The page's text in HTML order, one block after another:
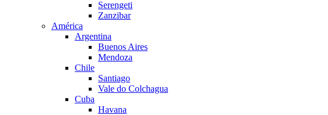
Serengeti
Zanzibar
América
Argentina
Buenos Aires
Mendoza
Chile
Santiago
Vale do Colchagua
Cuba
Havana